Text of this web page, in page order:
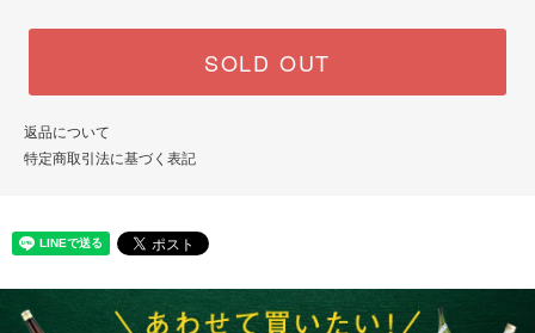
SOLD OUT
返品について
特定商取引法に基づく表記